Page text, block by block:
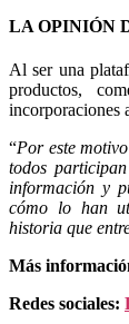
LA OPINIÓN
Al ser una
productos,
incorporaciones
“Por este
todos
información y
cómo lo han
historia que
Más
Redes sociales: